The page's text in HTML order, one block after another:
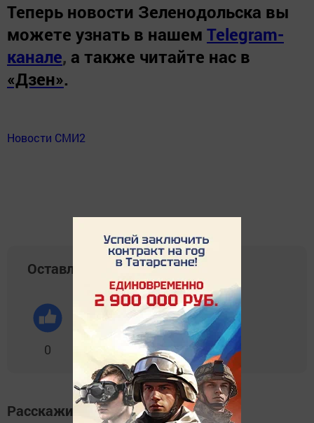
Теперь новости Зеленодольска вы
можете узнать в нашем Telegram-
канале, а также читайте нас в
«Дзен».
Новости СМИ2
Оставляйте реакции
0 0 0 0
Расскажите друзьям